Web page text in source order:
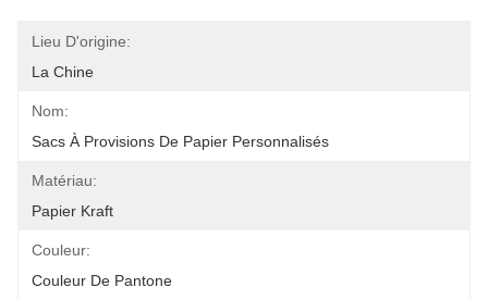
Lieu D'origine:
La Chine
Nom:
Sacs À Provisions De Papier Personnalisés
Matériau:
Papier Kraft
Couleur:
Couleur De Pantone